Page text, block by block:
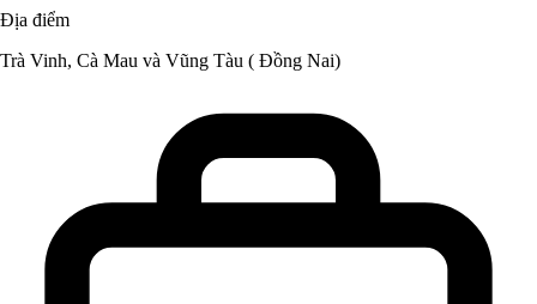
Địa điểm
Trà Vinh, Cà Mau và Vũng Tàu ( Đồng Nai)